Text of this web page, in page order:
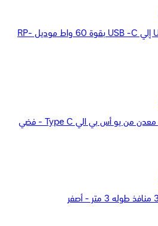
راف باور كابل من USB C إلي USB -C بقوة 60 واط موديل RP-